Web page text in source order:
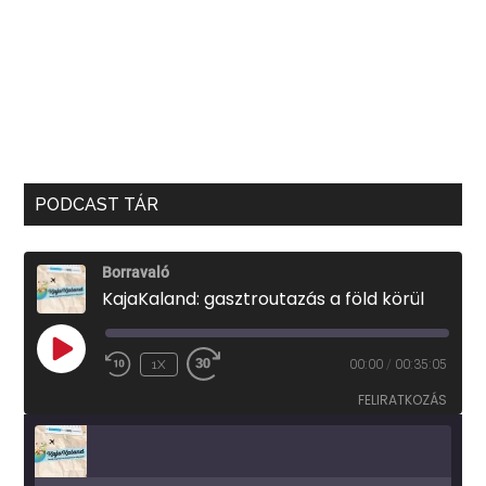
PODCAST TÁR
Borravaló
KajaKaland: gasztroutazás a föld körül
PLAY
EPISODE
1X 00:00 / 00:35:05
FELIRATKOZÁS